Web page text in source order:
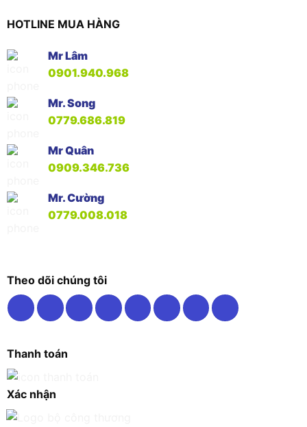
HOTLINE MUA HÀNG
Mr Lâm
0901.940.968
Mr. Song
0779.686.819
Mr Quân
0909.346.736
Mr. Cường
0779.008.018
Theo dõi chúng tôi
Thanh toán
Xác nhận